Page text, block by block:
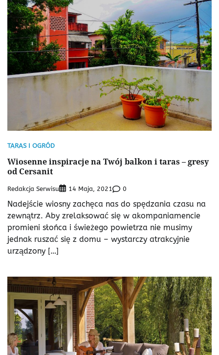
TARAS I OGRÓD
Wiosenne inspiracje na Twój balkon i taras – gresy
od Cersanit
Redakcja Serwisu 14 Maja, 2021 0
Nadejście wiosny zachęca nas do spędzania czasu na
zewnątrz. Aby zrelaksować się w akompaniamencie
promieni słońca i świeżego powietrza nie musimy
jednak ruszać się z domu – wystarczy atrakcyjnie
urządzony […]